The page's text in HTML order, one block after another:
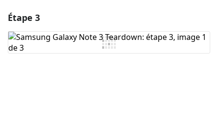
Ajouter un commentaire
Étape 3